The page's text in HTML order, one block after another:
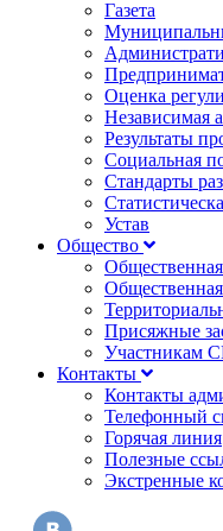
Газета
Оценка
Независимая
Результаты
Социальная
Стандарты
Устав
Общество
Общественная
Присяжные
Участникам
Контакты
Контакты
Телефонный
Горячая линия
Полезные
Экстренные